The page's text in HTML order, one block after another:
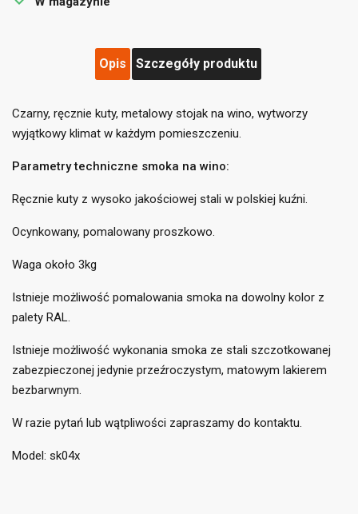
((label))
((cancelText)) ((createText))
Musisz być zalogowany by zapisać produkty na swojej
liście życzeń.
((cancelText)) ((loginText))
Opis Szczegóły produktu
Czarny, ręcznie kuty, metalowy stojak na wino, wytworzy
wyjątkowy klimat w każdym pomieszczeniu.
Parametry techniczne smoka na wino:
Ręcznie kuty z wysoko jakościowej stali w polskiej kuźni.
Ocynkowany, pomalowany proszkowo.
Waga około 3kg
Istnieje możliwość pomalowania smoka na dowolny kolor z
palety RAL.
Istnieje możliwość wykonania smoka ze stali szczotkowanej
zabezpieczonej jedynie przeźroczystym, matowym lakierem
bezbarwnym.
W razie pytań lub wątpliwości zapraszamy do kontaktu.
Model: sk04x